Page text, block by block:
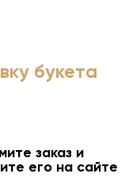
букета
заказ и
его на сайте